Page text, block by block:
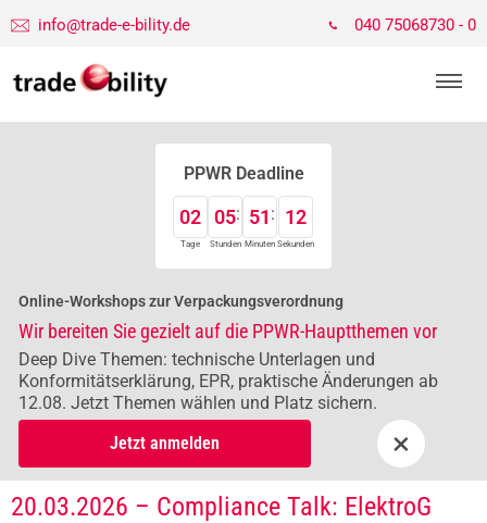
info@trade-e-bility.de 040 75068730 - 0
PPWR Deadline
02
Tage
05
Stunden
51
Minuten
12
Sekunden
Online-Workshops zur Verpackungsverordnung
Wir bereiten Sie gezielt auf die PPWR-Hauptthemen vor
Deep Dive Themen: technische Unterlagen und
Konformitätserklärung, EPR, praktische Änderungen ab
12.08. Jetzt Themen wählen und Platz sichern.
Jetzt anmelden
×
20.03.2026 – Compliance Talk: ElektroG